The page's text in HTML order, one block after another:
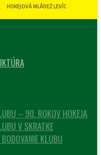
HOKEJOVÁ MLÁDEŽ LEVÍC
– 90. ROKOV HOKEJA
V SKRATKE
KLUBU